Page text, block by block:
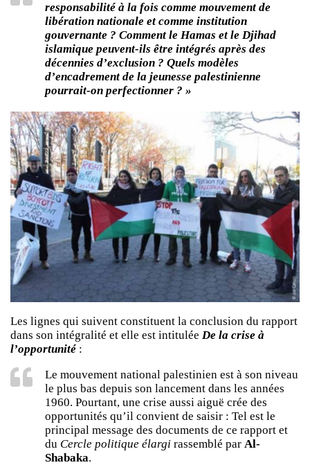
responsabilité à la fois comme mouvement de
libération nationale et comme institution
gouvernante ? Comment le Hamas et le Djihad
islamique peuvent-ils être intégrés après des
décennies d’exclusion ? Quels modèles
d’encadrement de la jeunesse palestinienne
pourrait-on perfectionner ? »
Les lignes qui suivent constituent la conclusion du rapport
dans son intégralité et elle est intitulée De la crise à
l’opportunité :
Le mouvement national palestinien est à son niveau
le plus bas depuis son lancement dans les années
1960. Pourtant, une crise aussi aiguë crée des
opportunités qu’il convient de saisir : Tel est le
principal message des documents de ce rapport et
du Cercle politique élargi rassemblé par Al-
Shabaka.